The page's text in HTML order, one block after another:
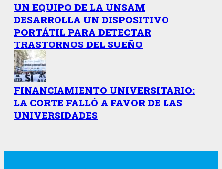
UN EQUIPO DE LA UNSAM
DESARROLLA UN DISPOSITIVO
PORTÁTIL PARA DETECTAR
TRASTORNOS DEL SUEÑO
FINANCIAMIENTO UNIVERSITARIO:
LA CORTE FALLÓ A FAVOR DE LAS
UNIVERSIDADES